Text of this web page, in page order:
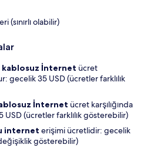
(sınırlı olabilir)
kablosuz İnternet ücret
gecelik 35 USD (ücretler farklılık
İnternet ücret karşılığında
USD (ücretler farklılık gösterebilir)
internet erişimi ücretlidir: gecelik
gösterebilir)